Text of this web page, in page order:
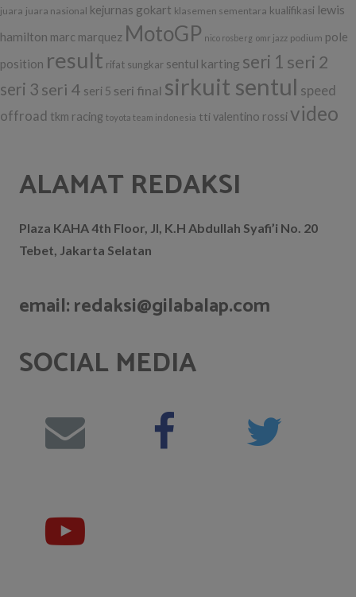
juara juara nasional kejurnas gokart klasemen sementara kualifikasi lewis
hamilton marc marquez MotoGP nico rosberg omr jazz podium pole
position result rifat sungkar sentul karting seri 1 seri 2
seri 3 seri 4 seri 5 seri final sirkuit sentul speed
offroad tkm racing toyota team indonesia tti valentino rossi video
ALAMAT REDAKSI
Plaza KAHA 4th Floor, Jl, K.H Abdullah Syafi’i No. 20
Tebet, Jakarta Selatan
email: redaksi@gilabalap.com
SOCIAL MEDIA